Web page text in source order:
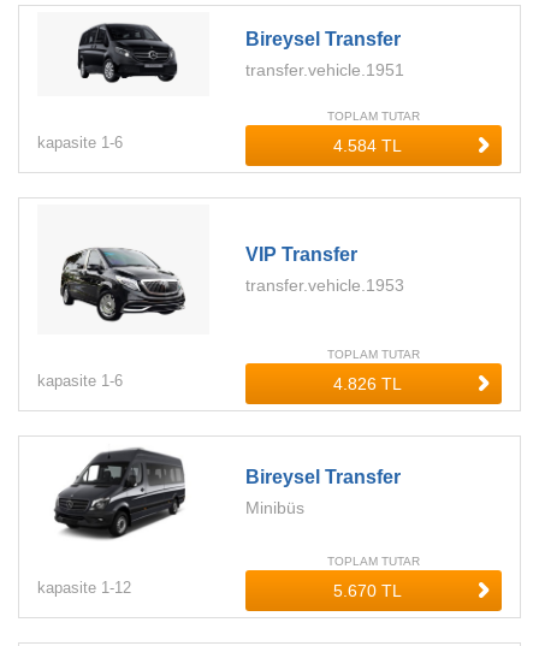
Bireysel Transfer
transfer.vehicle.1951
kapasite 1-6
TOPLAM TUTAR
VIP Transfer
transfer.vehicle.1953
kapasite 1-6
TOPLAM TUTAR
Bireysel Transfer
Minibüs
kapasite 1-12
TOPLAM TUTAR